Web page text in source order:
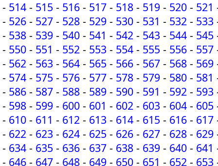
- 514 - 515 - 516 - 517 - 518 - 519 - 520 - 521
- 526 - 527 - 528 - 529 - 530 - 531 - 532 - 533
- 538 - 539 - 540 - 541 - 542 - 543 - 544 - 545
- 550 - 551 - 552 - 553 - 554 - 555 - 556 - 557
- 562 - 563 - 564 - 565 - 566 - 567 - 568 - 569
- 574 - 575 - 576 - 577 - 578 - 579 - 580 - 581
- 586 - 587 - 588 - 589 - 590 - 591 - 592 - 593
- 598 - 599 - 600 - 601 - 602 - 603 - 604 - 605
- 610 - 611 - 612 - 613 - 614 - 615 - 616 - 617
- 622 - 623 - 624 - 625 - 626 - 627 - 628 - 629
- 634 - 635 - 636 - 637 - 638 - 639 - 640 - 641
- 646 - 647 - 648 - 649 - 650 - 651 - 652 - 653